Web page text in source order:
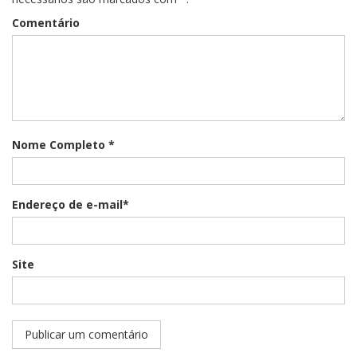
Comentário
Nome Completo *
Endereço de e-mail*
Site